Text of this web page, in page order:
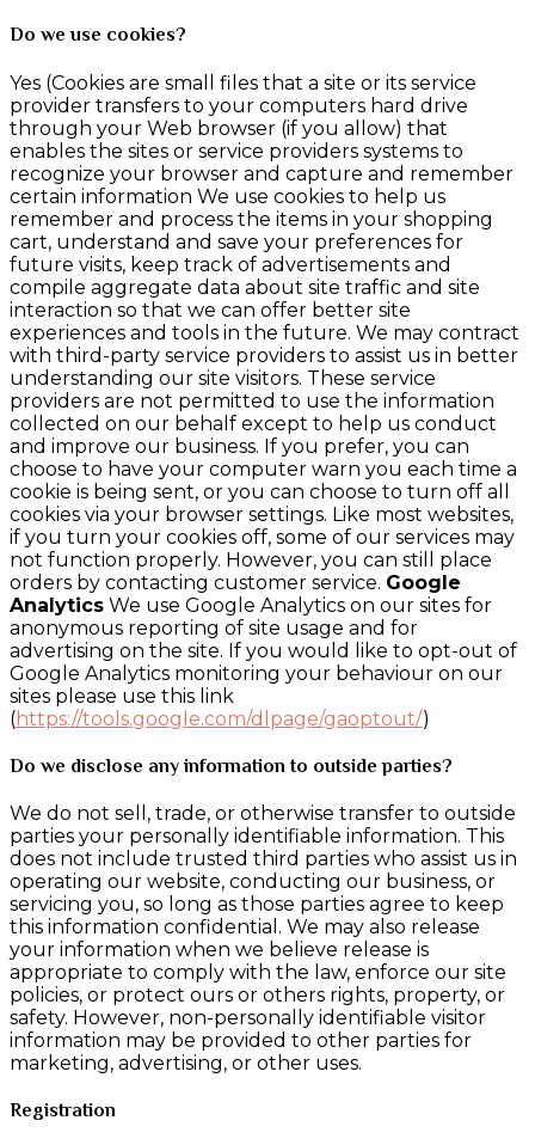
Do we use cookies?
Yes (Cookies are small files that a site or its service
provider transfers to your computers hard drive
through your Web browser (if you allow) that
enables the sites or service providers systems to
recognize your browser and capture and remember
certain information We use cookies to help us
remember and process the items in your shopping
cart, understand and save your preferences for
future visits, keep track of advertisements and
compile aggregate data about site traffic and site
interaction so that we can offer better site
experiences and tools in the future. We may contract
with third-party service providers to assist us in better
understanding our site visitors. These service
providers are not permitted to use the information
collected on our behalf except to help us conduct
and improve our business. If you prefer, you can
choose to have your computer warn you each time a
cookie is being sent, or you can choose to turn off all
cookies via your browser settings. Like most websites,
if you turn your cookies off, some of our services may
not function properly. However, you can still place
orders by contacting customer service. Google
Analytics We use Google Analytics on our sites for
anonymous reporting of site usage and for
advertising on the site. If you would like to opt-out of
Google Analytics monitoring your behaviour on our
sites please use this link
(https://tools.google.com/dlpage/gaoptout/)
Do we disclose any information to outside parties?
We do not sell, trade, or otherwise transfer to outside
parties your personally identifiable information. This
does not include trusted third parties who assist us in
operating our website, conducting our business, or
servicing you, so long as those parties agree to keep
this information confidential. We may also release
your information when we believe release is
appropriate to comply with the law, enforce our site
policies, or protect ours or others rights, property, or
safety. However, non-personally identifiable visitor
information may be provided to other parties for
marketing, advertising, or other uses.
Registration